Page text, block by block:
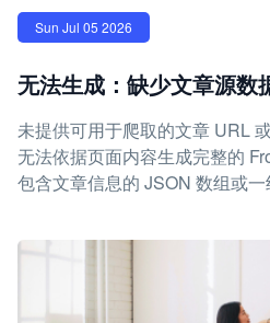
Sun Jul 05 2026
无法生成：缺少文章源数
未提供可用于爬取的文章 URL
无法依据页面内容生成完整的
包含文章信息的 JSON 数组或一